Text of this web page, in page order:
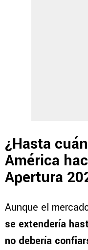
¿Hasta
América
Apertura
Aunque el
se extendería
no debería